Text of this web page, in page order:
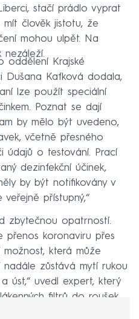
stačí prádlo vyprat
člověk jistotu, že
mohou ulpět. Na
nezáleží.
oddělení Krajské
Dušana Kafková dodala,
lze použít speciální
Poznat se dají
by mělo být uvedeno,
včetně přesného
údajů o testování. Prací
dezinfekční účinek,
by být notifikovány v
veřejně přístupný,“
zbytečnou opatrností.
přenos koronaviru přes
která může
nadále zůstává mytí rukou
úst,“ uvedl expert, který
filtrů do roušek.